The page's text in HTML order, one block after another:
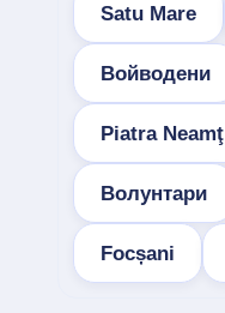
Satu Mare
Войводени
Piatra Neamţ
Волунтари
Focșani